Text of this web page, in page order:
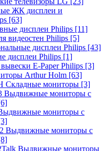
ЖК дисплеи и
[63]
дисплеи Philips [11]
видеостен Philips [5]
дисплеи Philips [43]
дисплеи Philips [1]
E-Paper Philips [3]
Arthur Holm [63]
Складные мониторы [3]
Выдвижные мониторы с
мониторы с
Выдвижные мониторы с
Выдвижные мониторы